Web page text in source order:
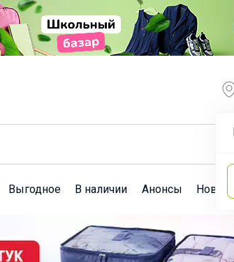
Выгодное В наличии Анонсы Новости